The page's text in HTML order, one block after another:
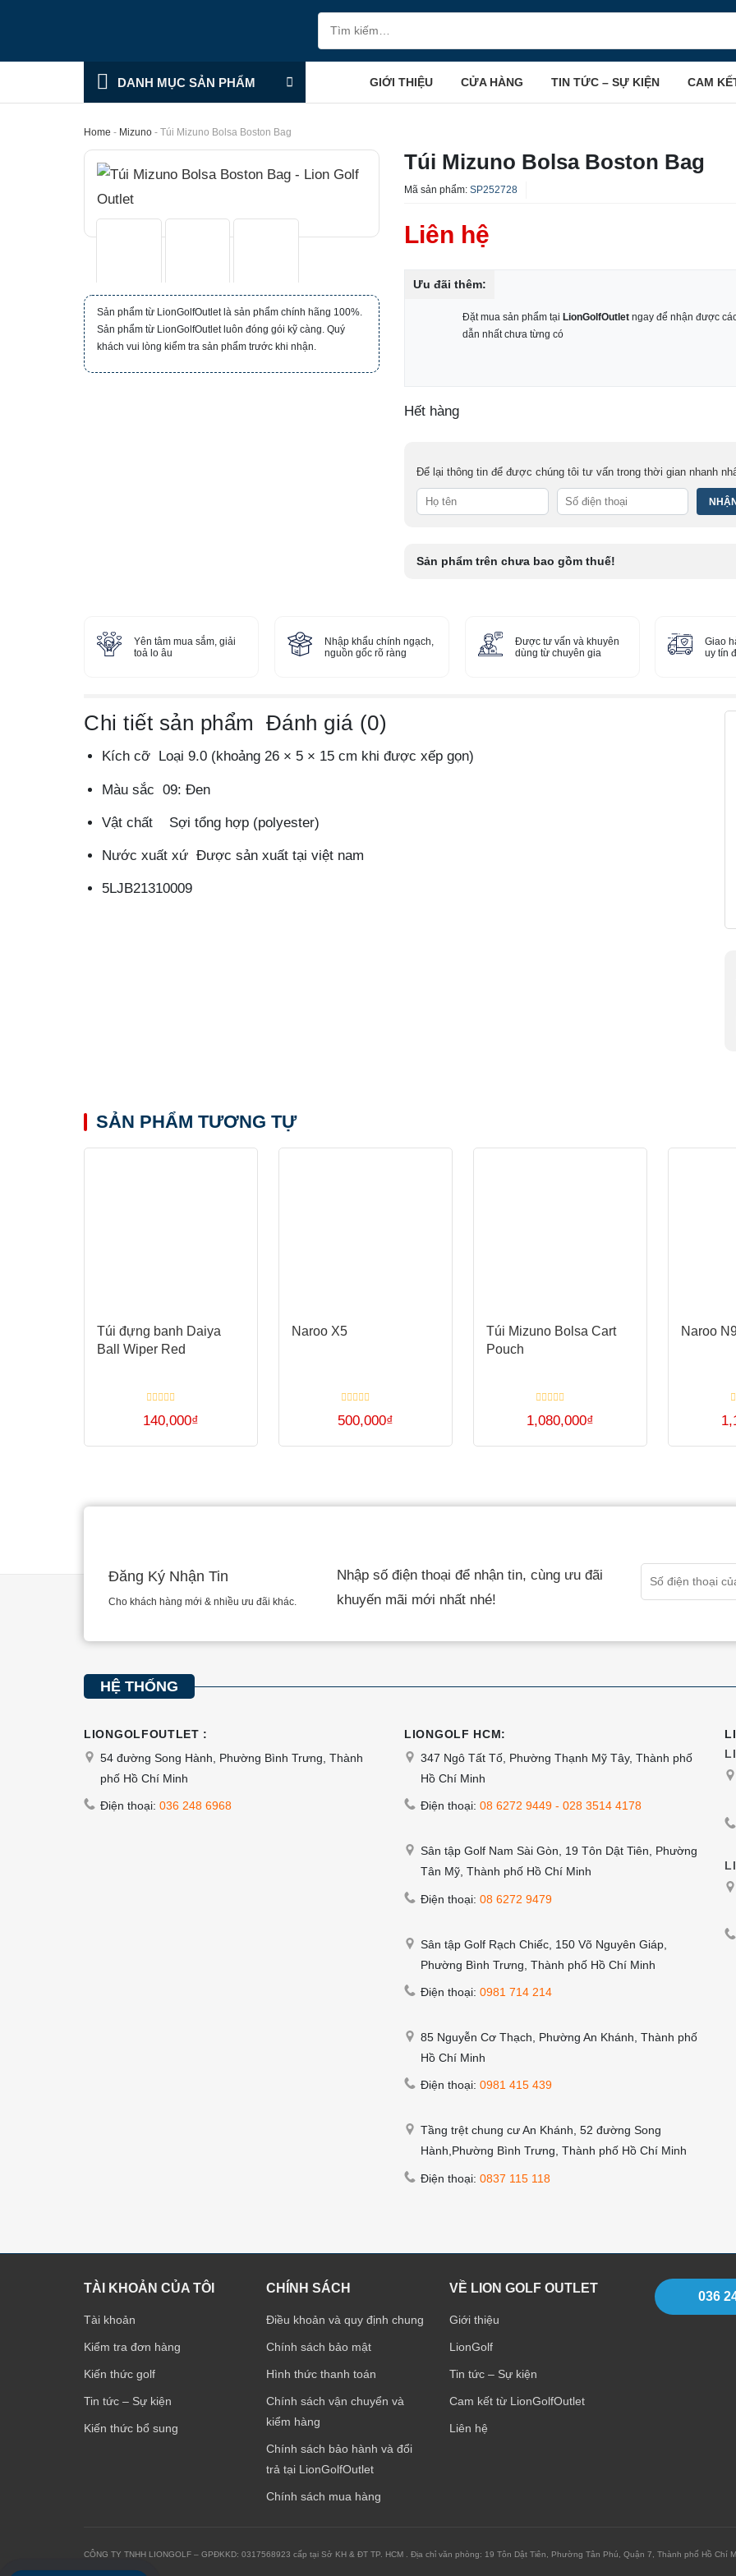
content
DANH MỤC SẢN PHẨM GIỚI THIỆU CỬA HÀNG TIN TỨC – SỰ KIỆN CAM
Home - Mizuno - Túi Mizuno Bolsa Boston Bag
Sản phẩm từ LionGolfOutlet là sản phẩm chính hãng 100%.
Sản phẩm từ LionGolfOutlet luôn đóng gói kỹ càng. Quý
khách vui lòng kiểm tra sản phẩm trước khi nhận.
Túi Mizuno Bolsa Boston Bag
Mã sản phẩm: SP252728
Liên hệ
Ưu đãi thêm:
Đặt mua sản phẩm tại LionGolfOutlet ngay để nhận được
dẫn nhất chưa từng có
Hết hàng
Để lại thông tin để được chúng tôi tư vấn trong thời gian nhanh
Sản phẩm trên chưa bao gồm thuế!
Yên tâm mua sắm, giải
toả lo âu
Nhập khẩu chính ngạch,
nguồn gốc rõ ràng
Được tư vấn và khuyên
dùng từ chuyên gia
Giao
uy tín
Chi tiết sản phẩm Đánh giá (0)
Kích cỡ Loại 9.0 (khoảng 26 × 5 × 15 cm khi được xếp gọn)
Màu sắc 09: Đen
Vật chất Sợi tổng hợp (polyester)
Nước xuất xứ Được sản xuất tại việt nam
5LJB21310009
SẢN PHẨM TƯƠNG TỰ
Túi đựng banh Daiya
Ball Wiper Red
xếp
140,000₫
Naroo X5
xếp
500,000₫
Sản
có
Các
chọn
thể
trên
Túi Mizuno Bolsa Cart
Pouch
xếp
1,080,000₫
Naroo
Sản
có
thể.
Các
chọn
thể
trên
Đăng Ký Nhận Tin
Cho khách hàng mới & nhiều ưu đãi khác.
Nhập số điện thoại để nhận tin, cùng ưu đãi
khuyến mãi mới nhất nhé!
HỆ THỐNG
LIONGOLFOUTLET :
54 đường Song Hành, Phường Bình Trưng, Thành
phố Hồ Chí Minh
Điện thoại: 036 248 6968
LIONGOLF HCM:
347 Ngô Tất Tố, Phường Thạnh Mỹ Tây, Thành phố
Hồ Chí Minh
Điện thoại: 08 6272 9449 - 028 3514 4178
Sân tập Golf Nam Sài Gòn, 19 Tôn Dật Tiên, Phường
Tân Mỹ, Thành phố Hồ Chí Minh
Điện thoại: 08 6272 9479
Sân tập Golf Rạch Chiếc, 150 Võ Nguyên Giáp,
Phường Bình Trưng, Thành phố Hồ Chí Minh
Điện thoại: 0981 714 214
85 Nguyễn Cơ Thạch, Phường An Khánh, Thành phố
Hồ Chí Minh
Điện thoại: 0981 415 439
Tầng trệt chung cư An Khánh, 52 đường Song
Hành,Phường Bình Trưng, Thành phố Hồ Chí Minh
Điện thoại: 0837 115 118
TÀI KHOẢN CỦA TÔI
Tài khoản
Kiểm tra đơn hàng
Kiến thức golf
Tin tức – Sự kiện
Kiến thức bổ sung
CHÍNH SÁCH
Điều khoản và quy định chung
Chính sách bảo mật
Hình thức thanh toán
Chính sách vận chuyển và
kiểm hàng
Chính sách bảo hành và đổi
trả tại LionGolfOutlet
Chính sách mua hàng
VỀ LION GOLF OUTLET
Giới thiệu
LionGolf
Tin tức – Sự kiện
Cam kết từ LionGolfOutlet
Liên hệ
036
CÔNG TY TNHH LIONGOLF – GPĐKKD: 0317568923 cấp tại Sở KH & ĐT TP. HCM . Địa chỉ văn phòng: 19 Tôn Dật Tiên, Phường Tân Phú, Quận 7, Thành phố Hồ Chí